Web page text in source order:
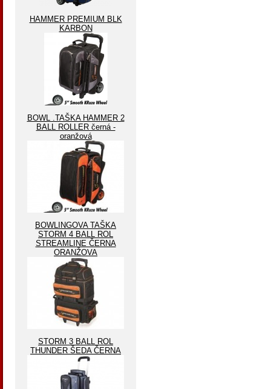
HAMMER PREMIUM BLK
KARBON
BOWL .TAŠKA HAMMER 2
BALL ROLLER černá -
oranžová
BOWLINGOVA TAŠKA
STORM 4 BALL ROL
STREAMLINE ČERNA
ORANŽOVA
STORM 3 BALL ROL
THUNDER ŠEDA ČERNA